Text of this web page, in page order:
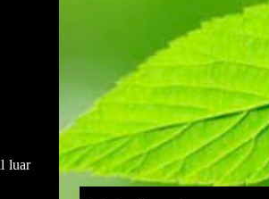
luar